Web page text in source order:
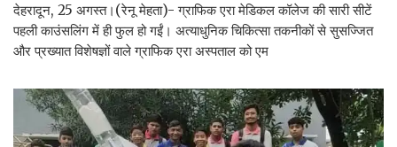
देहरादून, 25 अगस्त।(रेनू मेहता)- ग्राफिक एरा मेडिकल कॉलेज की सारी सीटें
पहली काउंसलिंग में ही फुल हो गईं। अत्याधुनिक चिकित्सा तकनीकों से सुसज्जित
और प्रख्यात विशेषज्ञों वाले ग्राफिक एरा अस्पताल को एम